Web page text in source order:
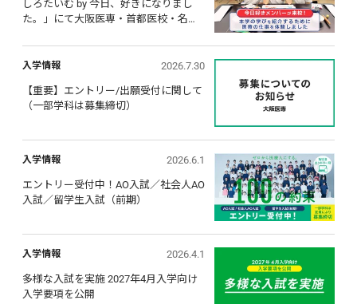
しろたいむ by 今日、好きになりまし
た。」にて大阪医専・首都医校・名古
医療の仕事に本気チャレンジ
入学情報 2026.7.30
【重要】エントリー/出願受付に関して
（一部学科は募集締切）
入学情報 2026.6.1
エントリー受付中！AO入試／社会人AO
入試／留学生入試（前期）
入学情報 2026.4.1
多様な入試を実施 2027年4月入学向け
入学要項を公開